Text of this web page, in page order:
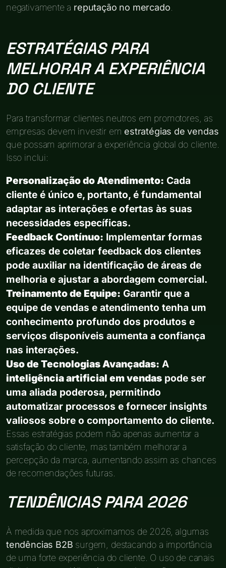
negativamente a reputação no mercado
ESTRATÉGIAS PARA
MELHORAR A EXPERIÊNCIA
DO CLIENTE
Para transformar clientes neutros em promotores, as
empresas devem investir em estratégias de vendas
que possam aprimorar a experiência global do cliente.
Isso inclui:
Personalização do Atendimento: Cada
cliente é único e, portanto, é fundamental
adaptar as interações e ofertas às suas
necessidades específicas.
Feedback Contínuo: Implementar formas
eficazes de coletar feedback dos clientes
pode auxiliar na identificação de áreas de
melhoria e ajustar a abordagem comercial.
Treinamento de Equipe: Garantir que a
equipe de vendas e atendimento tenha um
conhecimento profundo dos produtos e
serviços disponíveis aumenta a confiança
nas interações.
Uso de Tecnologias Avançadas: A
inteligência artificial em vendas pode ser
uma aliada poderosa, permitindo
automatizar processos e fornecer insights
valiosos sobre o comportamento do cliente.
Essas estratégias podem não apenas aumentar a
satisfação do cliente, mas também melhorar a
percepção da marca, aumentando assim as chances
de recomendações futuras.
TENDÊNCIAS PARA 2026
À medida que nos aproximamos de 2026, algumas
tendências B2B surgem, destacando a importância
de uma forte experiência do cliente. O uso de canais